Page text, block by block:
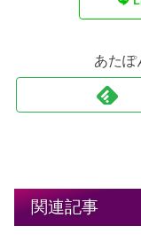
あたぽ
関連記事